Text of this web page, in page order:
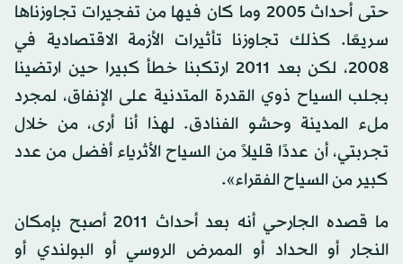
حتى أحداث 2005 وما كان فيها من تفجيرات تجاوزناها
سريعًا. كذلك تجاوزنا تأثيرات الأزمة الاقتصادية في
2008، لكن بعد 2011 ارتكبنا خطأ كبيرا حين ارتضينا
بجلب السياح ذوي القدرة المتدنية على الإنفاق، لمجرد
ملء المدينة وحشو الفنادق. لهذا أنا أرى، من خلال
تجربتي، أن عددًا قليلاً من السياح الأثرياء أفضل من عدد
كبير من السياح الفقراء».
ما قصده الجارحي أنه بعد أحداث 2011 أصبح بإمكان
النجار أو الحداد أو الممرض الروسي أو البولندي أو